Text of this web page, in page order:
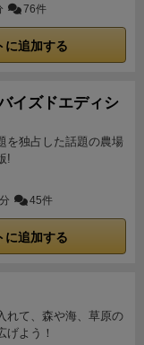
76件
追加する
イズドエディシ
を独占した話題の農場
!
45件
追加する
れて、森や海、草原の
げよう！